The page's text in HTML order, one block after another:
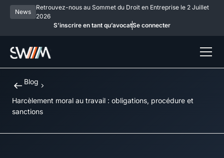
News
Retrouvez-nous au Sommet du Droit en Entreprise le 2 Juillet
2026
S’inscrire en tant qu’avocatSe connecter
Blog
Harcèlement moral au travail : obligations, procédure et
sanctions